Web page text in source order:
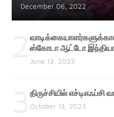
December 06, 2022
ஸ்கோடா ஆட்டோ
June 13, 2023
திருச்சியில்
October 13, 2023